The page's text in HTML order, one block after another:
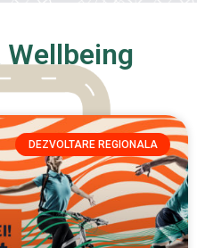
DEZVOLTARE REGIONALA